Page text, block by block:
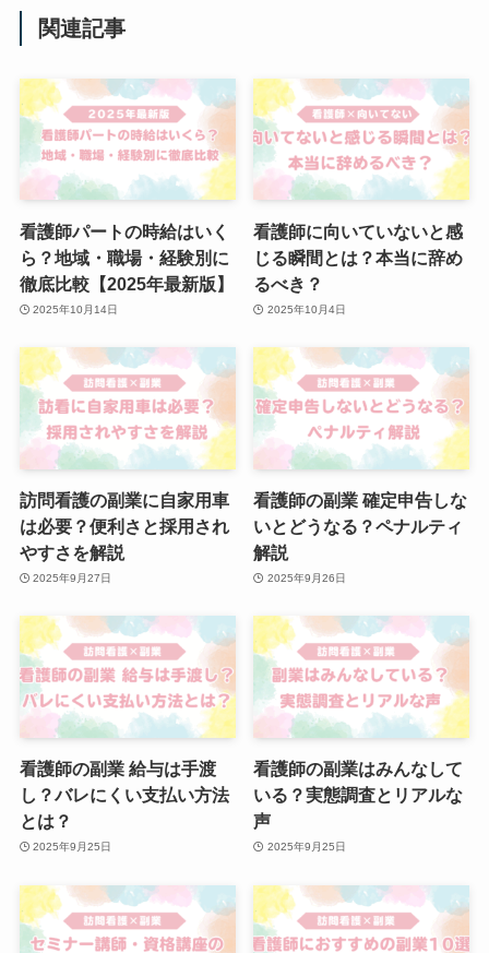
関連記事
看護師パートの時給はいく
ら？地域・職場・経験別に
徹底比較【2025年最新版】
2025年10月14日
看護師に向いていないと感
じる瞬間とは？本当に辞め
るべき？
2025年10月4日
訪問看護の副業に自家用車
は必要？便利さと採用され
やすさを解説
2025年9月27日
看護師の副業 確定申告しな
いとどうなる？ペナルティ
解説
2025年9月26日
看護師の副業 給与は手渡
し？バレにくい支払い方法
とは？
2025年9月25日
看護師の副業はみんなして
いる？実態調査とリアルな
声
2025年9月25日